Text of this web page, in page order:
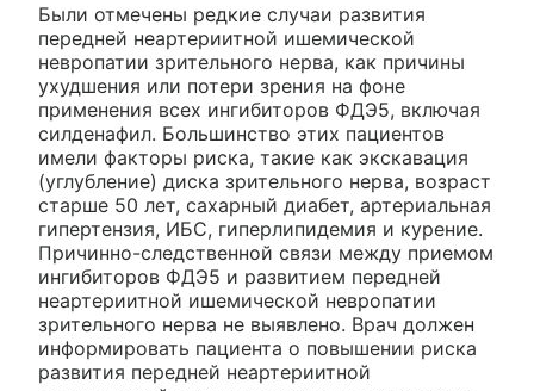
Были отмечены редкие случаи развития
передней неартериитной ишемической
невропатии зрительного нерва, как причины
ухудшения или потери зрения на фоне
применения всех ингибиторов ФДЭ5, включая
силденафил. Большинство этих пациентов
имели факторы риска, такие как экскавация
(углубление) диска зрительного нерва, возраст
старше 50 лет, сахарный диабет, артериальная
гипертензия, ИБС, гиперлипидемия и курение.
Причинно-следственной связи между приемом
ингибиторов ФДЭ5 и развитием передней
неартериитной ишемической невропатии
зрительного нерва не выявлено. Врач должен
информировать пациента о повышении риска
развития передней неартериитной